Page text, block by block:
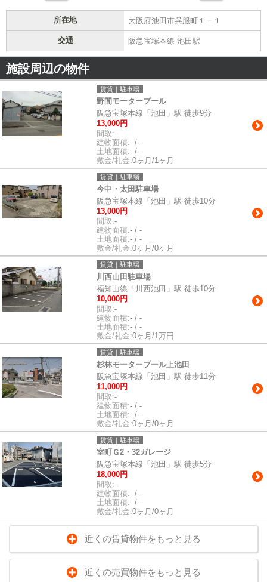
所在地 大阪府池田市呉服町１－１
交通 阪急宝塚本線 池田駅
施設周辺の物件
賃貸｜駐車場
野間モータープール
阪急宝塚本線「池田」駅 徒歩9分
13,000円
間取:-
建物面積:- / -
土地面積:- / -
敷金/礼金:0ヶ月/1ヶ月
賃貸｜駐車場
今中・太田駐車場
阪急宝塚本線「池田」駅 徒歩10分
13,000円
間取:-
建物面積:- / -
土地面積:- / -
敷金/礼金:0ヶ月/0ヶ月
賃貸｜駐車場
川西山田駐車場
福知山線「川西池田」駅 徒歩10分
10,000円
間取:-
建物面積:- / -
土地面積:- / -
敷金/礼金:0ヶ月/1万円
賃貸｜駐車場
杉林モータープール上池田
阪急宝塚本線「池田」駅 徒歩11分
11,000円
間取:-
建物面積:- / -
土地面積:- / -
敷金/礼金:0ヶ月/0ヶ月
賃貸｜駐車場
室町Ｇ2・32ガレージ
阪急宝塚本線「池田」駅 徒歩5分
18,000円
間取:-
建物面積:- / -
土地面積:- / -
敷金/礼金:0ヶ月/0ヶ月
近くの賃貸物件をもっと見る
近くの売買物件をもっと見る